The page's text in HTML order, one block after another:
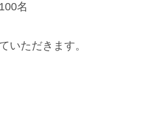
名
ただきます。